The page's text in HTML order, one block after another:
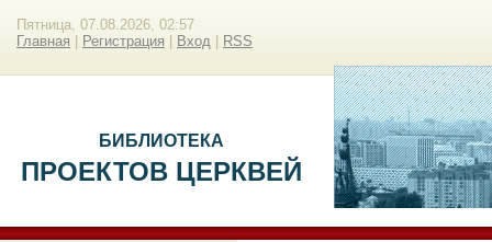
Пятница, 07.08.2026, 02:57
Главная
Регистрация Вход RSS
БИБЛИОТЕКА
ПРОЕКТОВ ЦЕРКВЕЙ